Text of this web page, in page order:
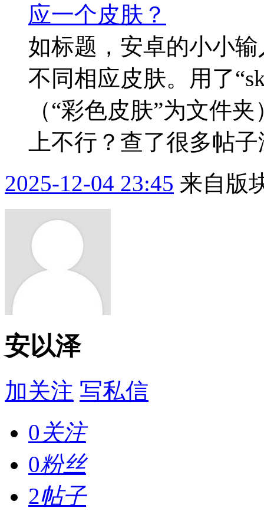
应一个皮肤？
如标题，安卓的小小
不同相应皮肤。用了
（“彩色皮肤”为文件
上不行？查了很多帖
2025-12-04 23:45 来自版
安以泽
加关注 写私信
0关注
0粉丝
2帖子